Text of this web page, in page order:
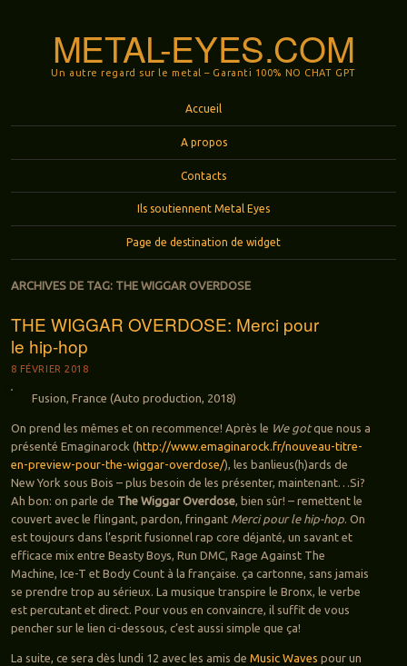
METAL-EYES.COM
Un autre regard sur le metal – Garanti 100% NO CHAT GPT
Accueil
A propos
Contacts
Ils soutiennent Metal Eyes
Page de destination de widget
ARCHIVES DE TAG: THE WIGGAR OVERDOSE
THE WIGGAR OVERDOSE: Merci pour
le hip-hop
8 FÉVRIER 2018
Fusion, France (Auto production, 2018)
On prend les mêmes et on recommence! Après le We gotque nous a
présenté Emaginarock (http://www.emaginarock.fr/nouveau-titre-
en-preview-pour-the-wiggar-overdose/), les banlieus(h)ards de
New York sous Bois – plus besoin de les présenter, maintenant…Si?
Ah bon: on parle de The Wiggar Overdose, bien sûr! – remettent le
couvert avec le flingant, pardon, fringant Merci pour le hip-hop. On
est toujours dans l’esprit fusionnel rap core déjanté, un savant et
efficace mix entre Beasty Boys, Run DMC, Rage Against The
Machine, Ice-T et Body Count à la française. ça cartonne, sans jamais
se prendre trop au sérieux. La musique transpire le Bronx, le verbe
est percutant et direct. Pour vous en convaincre, il suffit de vous
pencher sur le lien ci-dessous, c’est aussi simple que ça!
La suite, ce sera dès lundi 12 avec les amis de Music Waves pour un